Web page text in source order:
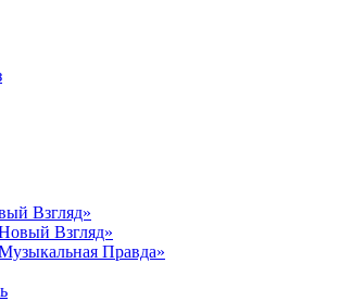
Взгляд»
Взгляд»
Правда»